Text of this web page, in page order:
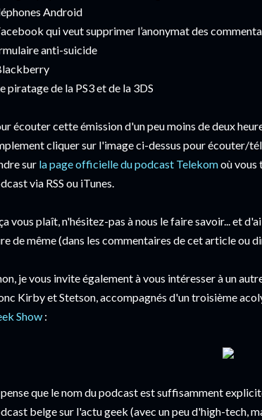
Android
qui veut supprimer l’anonymat des
anti-suicide
piratage de la PS3 et de la 3DS
écouter cette émission d'un peu moins de deux
cliquer sur l'image ci-dessus pour écouter/
sur la page officielle du podcast Telekomoù vous
via RSS ou iTunes.
vous plaît, n'hésitez-pas à nous le faire savoir... et
de même (dans les commentaires de cet article ou
je vous invite également à vous intéresser à un
Kirby et Stetson, accompagnés d'un troisième
Show :
que le nom du podcast est suffisamment
belge sur l'actu geek (avec un peu d'high-tech,